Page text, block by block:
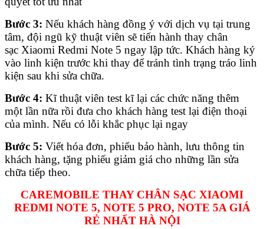
Bước 3: Nếu khách hàng đồng ý với dịch vụ tại trung
tâm, đội ngũ kỹ thuật viên sẽ tiến hành thay chân
sạc Xiaomi Redmi Note 5 ngay lập tức. Khách hàng ký
vào linh kiện trước khi thay để tránh tình trạng tráo linh
kiện sau khi sửa chữa.
Bước 4: Kĩ thuật viên test kĩ lại các chức năng thêm
một lần nữa rồi đưa cho khách hàng test lại điện thoại
của mình. Nếu có lỗi khắc phục lại ngay
Bước 5: Viết hóa đơn, phiếu bảo hành, lưu thông tin
khách hàng, tặng phiếu giảm giá cho những lần sửa
chữa tiếp theo.
CAREMOBILE THAY CHÂN SẠC XIAOMI
REDMI NOTE 5, NOTE 5 PRO, NOTE 5A GIÁ
RẺ NHẤT HÀ NỘI